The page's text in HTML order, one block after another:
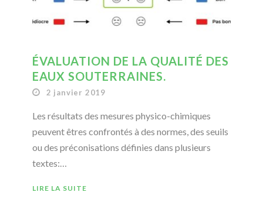
ÉVALUATION DE LA QUALITÉ DES
EAUX SOUTERRAINES.
2 janvier 2019
Les résultats des mesures physico-chimiques
peuvent êtres confrontés à des normes, des seuils
ou des préconisations définies dans plusieurs
textes:…
LIRE LA SUITE